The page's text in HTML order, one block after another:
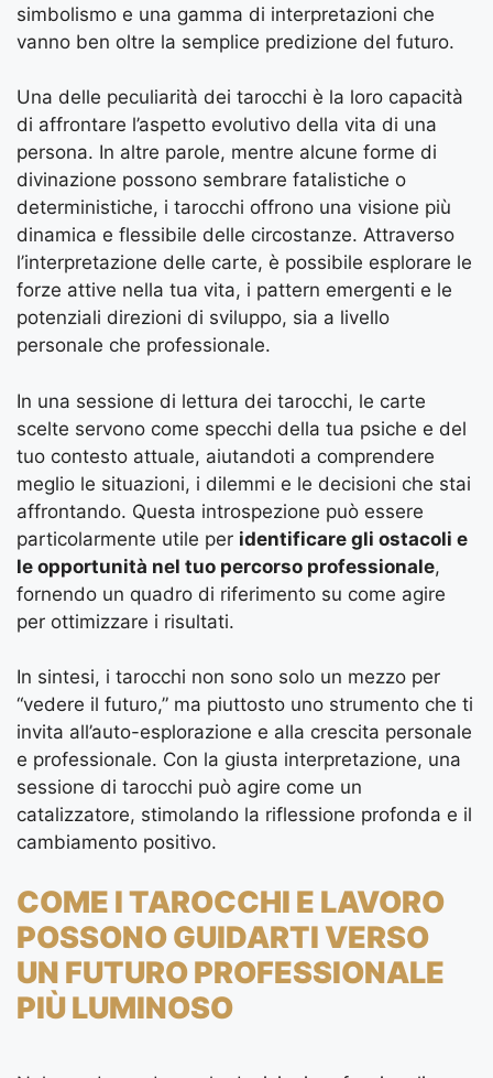
simbolismo e una gamma di interpretazioni che
vanno ben oltre la semplice predizione del futuro.
Una delle peculiarità dei tarocchi è la loro capacità
di affrontare l’aspetto evolutivo della vita di una
persona. In altre parole, mentre alcune forme di
divinazione possono sembrare fatalistiche o
deterministiche, i tarocchi offrono una visione più
dinamica e flessibile delle circostanze. Attraverso
l’interpretazione delle carte, è possibile esplorare le
forze attive nella tua vita, i pattern emergenti e le
potenziali direzioni di sviluppo, sia a livello
personale che professionale.
In una sessione di lettura dei tarocchi, le carte
scelte servono come specchi della tua psiche e del
tuo contesto attuale, aiutandoti a comprendere
meglio le situazioni, i dilemmi e le decisioni che stai
affrontando. Questa introspezione può essere
particolarmente utile per identificare gli ostacoli e
le opportunità nel tuo percorso professionale,
fornendo un quadro di riferimento su come agire
per ottimizzare i risultati.
In sintesi, i tarocchi non sono solo un mezzo per
“vedere il futuro,” ma piuttosto uno strumento che ti
invita all’auto-esplorazione e alla crescita personale
e professionale. Con la giusta interpretazione, una
sessione di tarocchi può agire come un
catalizzatore, stimolando la riflessione profonda e il
cambiamento positivo.
COME I TAROCCHI E LAVORO
POSSONO GUIDARTI VERSO
UN FUTURO PROFESSIONALE
PIÙ LUMINOSO